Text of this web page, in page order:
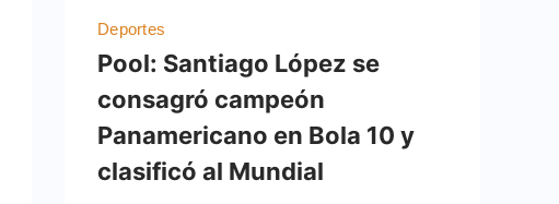
Deportes
Pool: Santiago López se
consagró campeón
Panamericano en Bola 10 y
clasificó al Mundial